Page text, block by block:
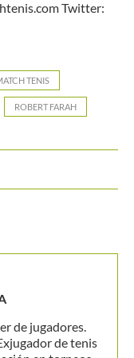
Twitter:
TENIS
ROBERT FARAH
de jugadores.
de tenis